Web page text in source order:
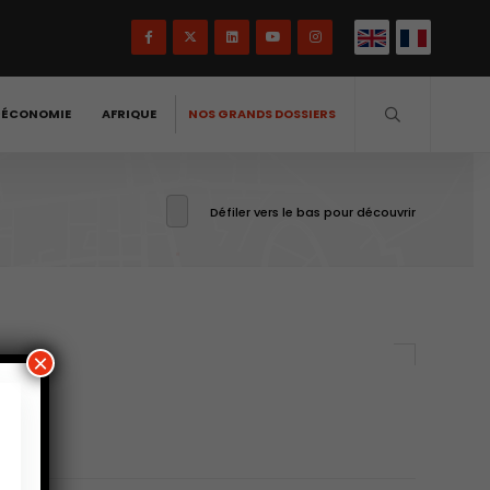
AFRIQUE NOS GRANDS DOSSIERS
Défiler vers le bas pour découvrir
×